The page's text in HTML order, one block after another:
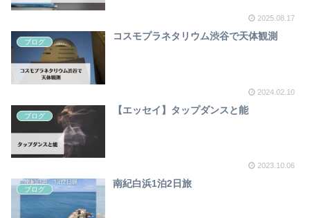
2025.08.17
ブログ
コスモプラネタリウム渋谷で天体観測
2024.02.10
ブログ
【エッセイ】タップダンスと能
2023.10.06
ブログ
南紀白浜1泊2日旅